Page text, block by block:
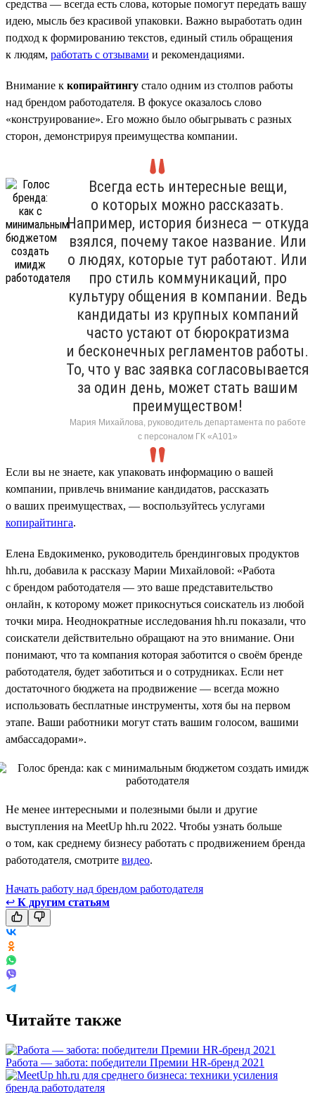
средства — всегда есть слова, которые помогут передать вашу
идею, мысль без красивой упаковки. Важно выработать один
подход к формированию текстов, единый стиль обращения
к людям, работать с отзывами и рекомендациями.
Внимание к копирайтингу стало одним из столпов работы
над брендом работодателя. В фокусе оказалось слово
«конструирование». Его можно было обыгрывать с разных
сторон, демонстрируя преимущества компании.
Всегда есть интересные вещи,
о которых можно рассказать.
Например, история бизнеса — откуда
взялся, почему такое название. Или
о людях, которые тут работают. Или
про стиль коммуникаций, про
культуру общения в компании. Ведь
кандидаты из крупных компаний
часто устают от бюрократизма
и бесконечных регламентов работы.
То, что у вас заявка согласовывается
за один день, может стать вашим
преимуществом!
Мария Михайлова, руководитель департамента по работе
с персоналом ГК «А101»
Если вы не знаете, как упаковать информацию о вашей
компании, привлечь внимание кандидатов, рассказать
о ваших преимуществах, — воспользуйтесь услугами
копирайтинга.
Елена Евдокименко, руководитель брендинговых продуктов
hh.ru, добавила к рассказу Марии Михайловой: «Работа
с брендом работодателя — это ваше представительство
онлайн, к которому может прикоснуться соискатель из любой
точки мира. Неоднократные исследования hh.ru показали, что
соискатели действительно обращают на это внимание. Они
понимают, что та компания которая заботится о своём бренде
работодателя, будет заботиться и о сотрудниках. Если нет
достаточного бюджета на продвижение — всегда можно
использовать бесплатные инструменты, хотя бы на первом
этапе. Ваши работники могут стать вашим голосом, вашими
амбассадорами».
Не менее интересными и полезными были и другие
выступления на MeetUp hh.ru 2022. Чтобы узнать больше
о том, как среднему бизнесу работать с продвижением бренда
работодателя, смотрите видео.
Начать работу над брендом работодателя
↩ К другим статьям
Читайте также
Работа — забота: победители Премии HR-бренд 2021